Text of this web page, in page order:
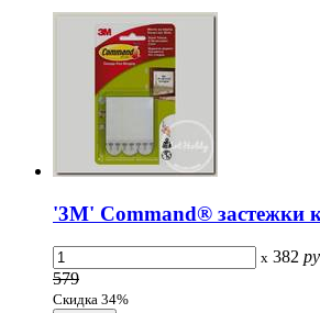
'3M' Command® застежки
x 382
579
Скидка 34%